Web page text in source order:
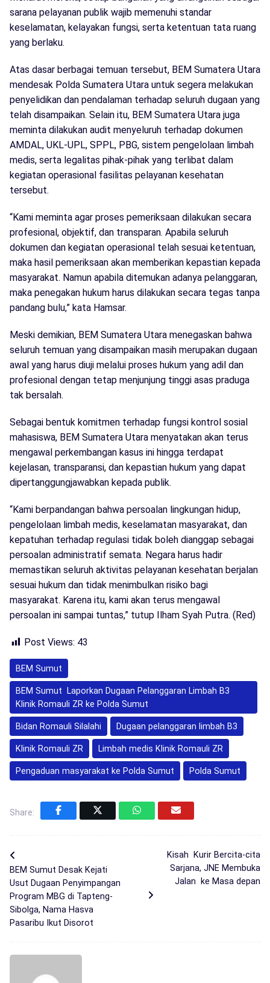
sarana pelayanan publik wajib memenuhi standar
keselamatan, kelayakan fungsi, serta ketentuan tata ruang
yang berlaku.
Atas dasar berbagai temuan tersebut, BEM Sumatera Utara
mendesak Polda Sumatera Utara untuk segera melakukan
penyelidikan dan pendalaman terhadap seluruh dugaan yang
telah disampaikan. Selain itu, BEM Sumatera Utara juga
meminta dilakukan audit menyeluruh terhadap dokumen
AMDAL, UKL-UPL, SPPL, PBG, sistem pengelolaan limbah
medis, serta legalitas pihak-pihak yang terlibat dalam
kegiatan operasional fasilitas pelayanan kesehatan
tersebut.
“Kami meminta agar proses pemeriksaan dilakukan secara
profesional, objektif, dan transparan. Apabila seluruh
dokumen dan kegiatan operasional telah sesuai ketentuan,
maka hasil pemeriksaan akan memberikan kepastian kepada
masyarakat. Namun apabila ditemukan adanya pelanggaran,
maka penegakan hukum harus dilakukan secara tegas tanpa
pandang bulu,” kata Hamsar.
Meski demikian, BEM Sumatera Utara menegaskan bahwa
seluruh temuan yang disampaikan masih merupakan dugaan
awal yang harus diuji melalui proses hukum yang adil dan
profesional dengan tetap menjunjung tinggi asas praduga
tak bersalah.
Sebagai bentuk komitmen terhadap fungsi kontrol sosial
mahasiswa, BEM Sumatera Utara menyatakan akan terus
mengawal perkembangan kasus ini hingga terdapat
kejelasan, transparansi, dan kepastian hukum yang dapat
dipertanggungjawabkan kepada publik.
“Kami berpandangan bahwa persoalan lingkungan hidup,
pengelolaan limbah medis, keselamatan masyarakat, dan
kepatuhan terhadap regulasi tidak boleh dianggap sebagai
persoalan administratif semata. Negara harus hadir
memastikan seluruh aktivitas pelayanan kesehatan berjalan
sesuai hukum dan tidak menimbulkan risiko bagi
masyarakat. Karena itu, kami akan terus mengawal
persoalan ini sampai tuntas,” tutup Ilham Syah Putra. (Red)
Post Views: 43
BEM Sumut
BEM Sumut Laporkan Dugaan Pelanggaran Limbah B3
Klinik Romauli ZR ke Polda Sumut
Bidan Romauli Silalahi Dugaan pelanggaran limbah B3
Klinik Romauli ZR Limbah medis Klinik Romauli ZR
Pengaduan masyarakat ke Polda Sumut Polda Sumut
Share:
BEM Sumut Desak Kejati
Usut Dugaan Penyimpangan
Program MBG di Tapteng-
Sibolga, Nama Hasva
Pasaribu Ikut Disorot
Kisah Kurir Bercita-cita
Sarjana, JNE Membuka
Jalan ke Masa depan